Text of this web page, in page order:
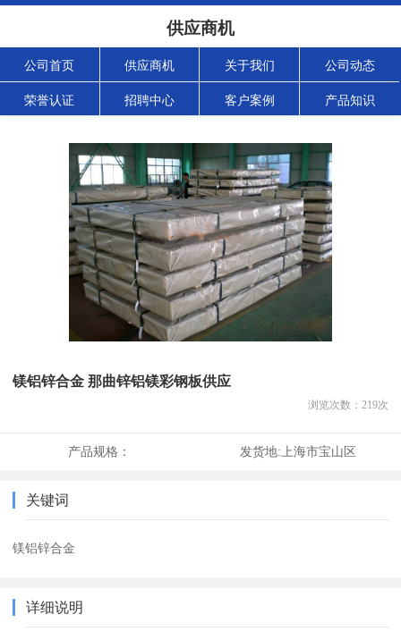
供应商机
公司首页 供应商机 关于我们 公司动态
荣誉认证 招聘中心 客户案例 产品知识
镁铝锌合金 那曲锌铝镁彩钢板供应
浏览次数： 219次
产品规格： 发货地: 上海市宝山区
关键词
镁铝锌合金
详细说明